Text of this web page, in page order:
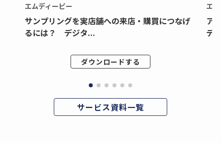
エムディーピー
サンプリングを実店舗への来店・購買につなげ
るには？ デジタ...
ダウンロードする
エ
ア
デ
サービス資料一覧